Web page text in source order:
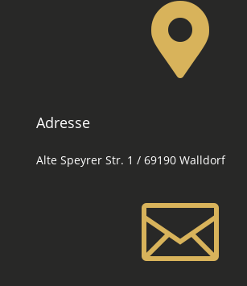

Adresse
Alte Speyrer Str. 1 / 69190 Walldorf
